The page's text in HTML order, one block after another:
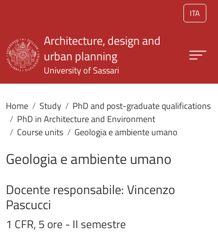
ITA
Architecture, design and
urban planning
University of Sassari
Home Study
PhD and post-graduate qualifications
PhD in Architecture and Environment
Course units
Geologia e ambiente umano
Geologia e ambiente umano
Docente responsabile: Vincenzo
Pascucci
1 CFR, 5 ore - II semestre